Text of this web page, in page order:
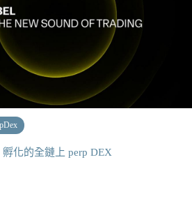
化的全鏈上 perp DEX